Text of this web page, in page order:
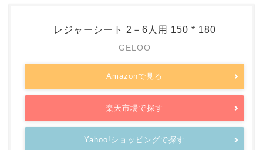
レジャーシート 2－6人用 150 * 180
GELOO
Amazonで見る
楽天市場で探す
Yahoo!ショッピングで探す